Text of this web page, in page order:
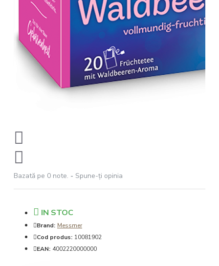
Bazată pe 0 note. - Spune-ţi opinia
IN STOC
Brand: Messmer
Cod produs: 10081902
EAN: 4002220000000